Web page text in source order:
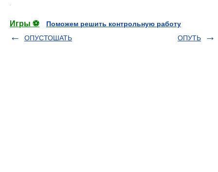
Игры ⚽
Поможем решить контрольную работу
ОПУСТОШАТЬ
ОПУТЬ